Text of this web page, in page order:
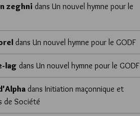
zeghni dans Un nouvel hymne pour le
dans Un nouvel hymne pour le GODF
lag dans Un nouvel hymne pour le GODF
dans Initiation maçonnique et
de Société